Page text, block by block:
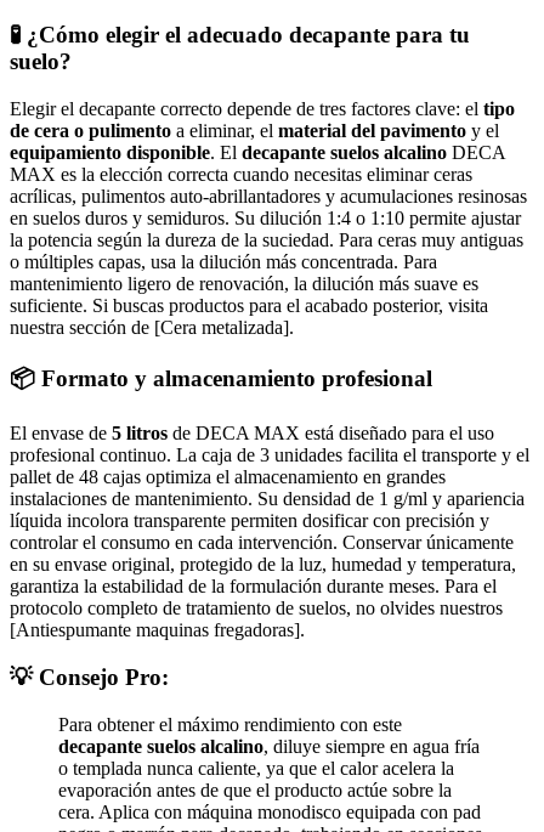
🧪 ¿Cómo elegir el adecuado decapante para tu
suelo?
Elegir el decapante correcto depende de tres factores clave: el tipo
de cera o pulimento a eliminar, el material del pavimento y el
equipamiento disponible. El decapante suelos alcalino DECA
MAX es la elección correcta cuando necesitas eliminar ceras
acrílicas, pulimentos auto-abrillantadores y acumulaciones resinosas
en suelos duros y semiduros. Su dilución 1:4 o 1:10 permite ajustar
la potencia según la dureza de la suciedad. Para ceras muy antiguas
o múltiples capas, usa la dilución más concentrada. Para
mantenimiento ligero de renovación, la dilución más suave es
suficiente. Si buscas productos para el acabado posterior, visita
nuestra sección de [Cera metalizada].
📦 Formato y almacenamiento profesional
El envase de 5 litros de DECA MAX está diseñado para el uso
profesional continuo. La caja de 3 unidades facilita el transporte y el
pallet de 48 cajas optimiza el almacenamiento en grandes
instalaciones de mantenimiento. Su densidad de 1 g/ml y apariencia
líquida incolora transparente permiten dosificar con precisión y
controlar el consumo en cada intervención. Conservar únicamente
en su envase original, protegido de la luz, humedad y temperatura,
garantiza la estabilidad de la formulación durante meses. Para el
protocolo completo de tratamiento de suelos, no olvides nuestros
[Antiespumante maquinas fregadoras].
💡 Consejo Pro:
Para obtener el máximo rendimiento con este
decapante suelos alcalino, diluye siempre en agua fría
o templada nunca caliente, ya que el calor acelera la
evaporación antes de que el producto actúe sobre la
cera. Aplica con máquina monodisco equipada con pad